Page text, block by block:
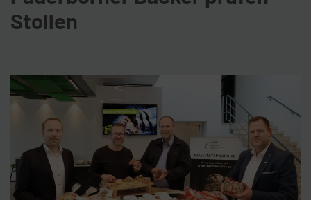
Stollen